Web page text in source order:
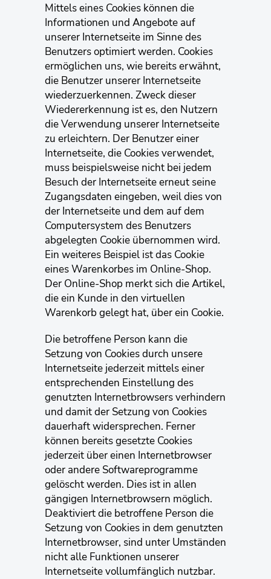
Mittels eines Cookies können die
Informationen und Angebote auf
unserer Internetseite im Sinne des
Benutzers optimiert werden. Cookies
ermöglichen uns, wie bereits erwähnt,
die Benutzer unserer Internetseite
wiederzuerkennen. Zweck dieser
Wiedererkennung ist es, den Nutzern
die Verwendung unserer Internetseite
zu erleichtern. Der Benutzer einer
Internetseite, die Cookies verwendet,
muss beispielsweise nicht bei jedem
Besuch der Internetseite erneut seine
Zugangsdaten eingeben, weil dies von
der Internetseite und dem auf dem
Computersystem des Benutzers
abgelegten Cookie übernommen wird.
Ein weiteres Beispiel ist das Cookie
eines Warenkorbes im Online-Shop.
Der Online-Shop merkt sich die Artikel,
die ein Kunde in den virtuellen
Warenkorb gelegt hat, über ein Cookie.
Die betroffene Person kann die
Setzung von Cookies durch unsere
Internetseite jederzeit mittels einer
entsprechenden Einstellung des
genutzten Internetbrowsers verhindern
und damit der Setzung von Cookies
dauerhaft widersprechen. Ferner
können bereits gesetzte Cookies
jederzeit über einen Internetbrowser
oder andere Softwareprogramme
gelöscht werden. Dies ist in allen
gängigen Internetbrowsern möglich.
Deaktiviert die betroffene Person die
Setzung von Cookies in dem genutzten
Internetbrowser, sind unter Umständen
nicht alle Funktionen unserer
Internetseite vollumfänglich nutzbar.